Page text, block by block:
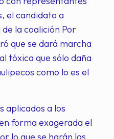
el candidato a
la coalición Por
que se dará marcha
tóxica que sólo daña
como lo es el
aplicados a los
forma exagerada el